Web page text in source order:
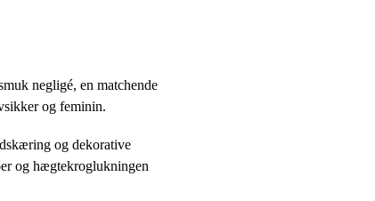
negligé, en matchende
og feminin.
og dekorative
og hægtekroglukningen